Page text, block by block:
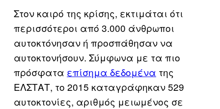
Στον καιρό της κρίσης, εκτιμάται ότι
περισσότεροι από 3.000 άνθρωποι
αυτοκτόνησαν ή προσπάθησαν να
αυτοκτονήσουν. Σύμφωνα με τα πιο
πρόσφατα επίσημα δεδομένα της
ΕΛΣΤΑΤ, το 2015 καταγράφηκαν 529
αυτοκτονίες, αριθμός μειωμένος σε